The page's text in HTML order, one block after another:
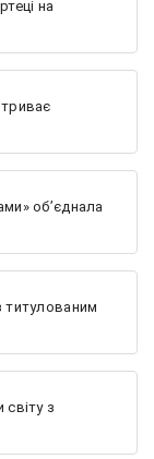
на
об’єднала
титулованим
з